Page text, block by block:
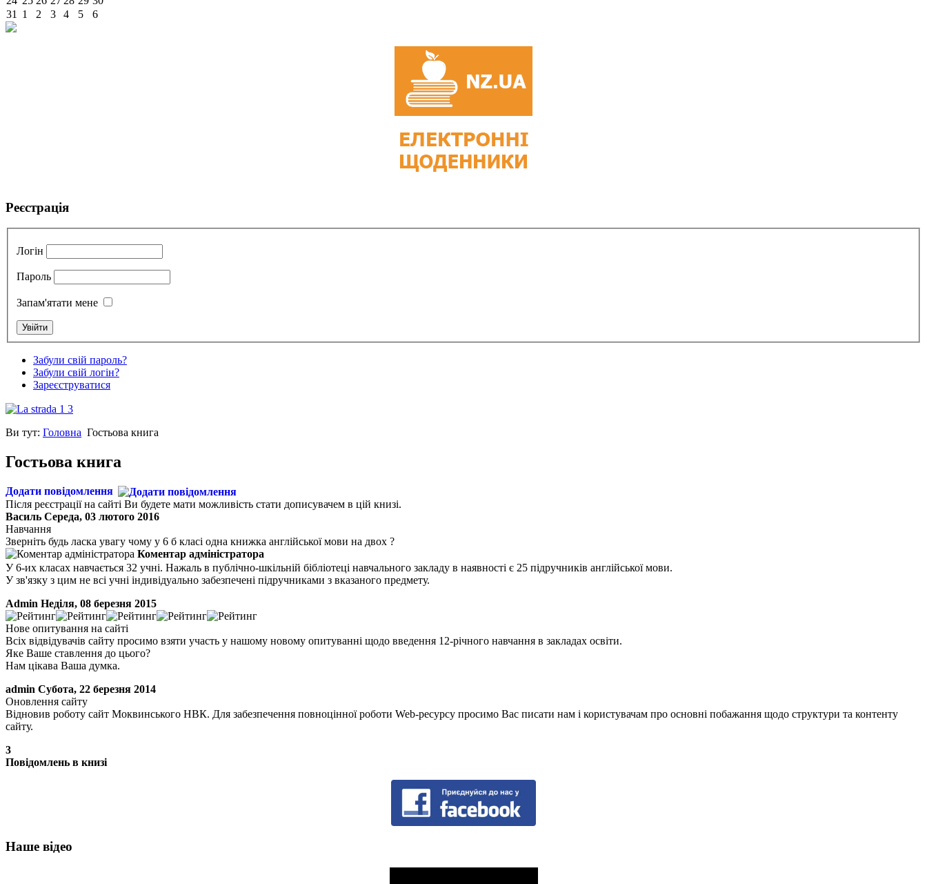
31
1 2 3 4 5 6
Реєстрація
Логін
Пароль
Запам'ятати мене
Забули свій пароль?
Забули свій логін?
Зареєструватися
Ви тут: Головна Гостьова книга
Гостьова книга
Додати повідомлення
Після реєстрації на сайті Ви будете мати можливість стати дописувачем в цій книзі.
Василь Середа, 03 лютого 2016
Навчання
Звернiть будь ласка увагу чому у 6 б класi одна книжка англiйської мови на двох ?
Коментар адміністратора
У 6-их класах навчається 32 учні. Нажаль в публічно-шкільній бібліотеці навчального закладу в наявності є 25 підручників англійської мови.
У зв'язку з цим не всі учні індивідуально забезпечені підручниками з вказаного предмету.
Admin Неділя, 08 березня 2015
Нове опитування на сайті
Всіх відвідувачів сайту просимо взяти участь у нашому новому опитуванні щодо введення 12-річного навчання в закладах освіти.
Яке Ваше ставлення до цього?
Нам цікава Ваша думка.
admin Субота, 22 березня 2014
Оновлення сайту
Відновив роботу сайт Моквинського НВК. Для забезпечення повноцінної роботи Web-ресурсу просимо Вас писати нам і користувачам про основні побажання щодо структури та контенту
сайту.
3
Повідомлень в книзі
Наше відео